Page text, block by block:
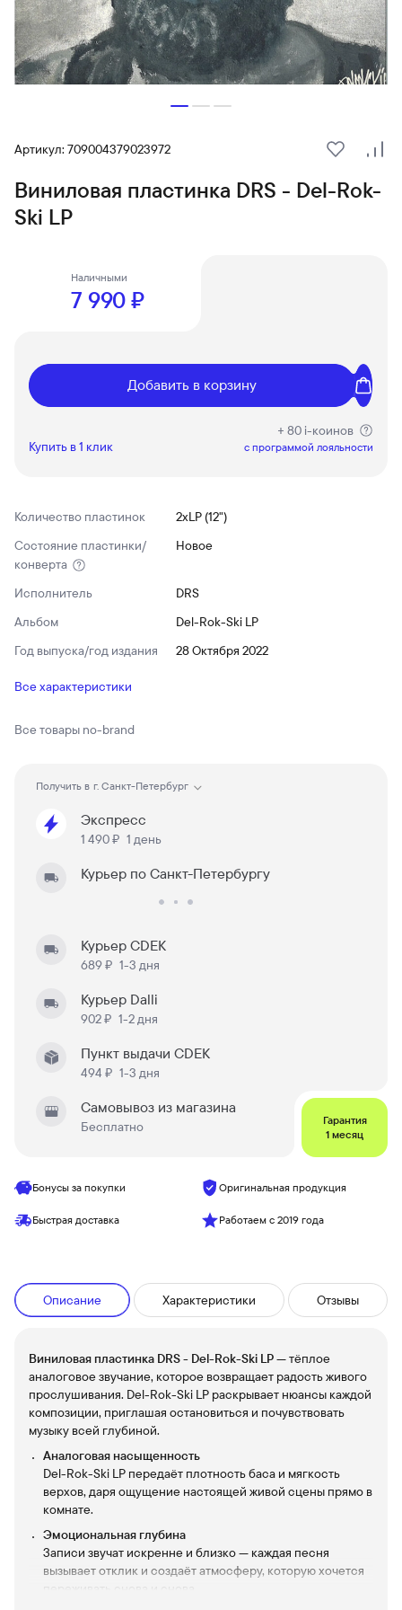
Артикул: 709004379023972
В
Виниловая пластинка DRS - Del-Rok-
Ski LP
Наличными
7 990 ₽
Добавить в корзину
Купить в 1 клик
+ 80 i-коинов
c программой лояльности
Количество пластинок
2xLP (12")
Состояние пластинки/
конверта
Новое
Исполнитель
DRS
Альбом
Del-Rok-Ski LP
Год выпуска/год издания
28 Октября 2022
Все характеристики
Все товары no-brand
Получить в г. Санкт-Петербург
Экспресс
1 490 ₽ 1 день
Курьер по Санкт-Петербургу
Курьер CDEK
689 ₽ 1-3 дня
Курьер Dalli
902 ₽ 1-2 дня
Пункт выдачи CDEK
494 ₽ 1-3 дня
Самовывоз из магазина
Бесплатно
Гарантия
1 месяц
Бонусы за покупки Оригинальная продукция
Быстрая доставка Работаем с 2019 года
Описание Характеристики Отзывы
Виниловая пластинка DRS - Del-Rok-Ski LP— тёплое
аналоговое звучание, которое возвращает радость живого
прослушивания. Del-Rok-Ski LP раскрывает нюансы каждой
композиции, приглашая остановиться и почувствовать
музыку всей глубиной.
Аналоговая насыщенность
Del-Rok-Ski LP передаёт плотность баса и мягкость
верхов, даря ощущение настоящей живой сцены прямо в
комнате.
Эмоциональная глубина
Записи звучат искренне и близко — каждая песня
вызывает отклик и создаёт атмосферу, которую хочется